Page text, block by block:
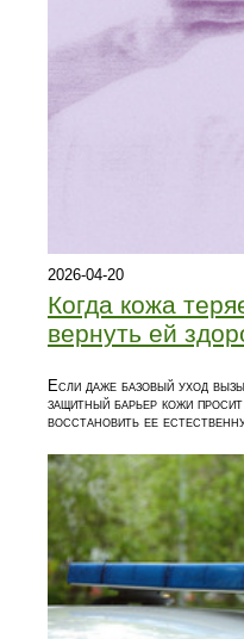
2026-04-20
Когда кожа
вернуть ей
Если даже базовый уход
защитный барьер кожи
восстановить ее